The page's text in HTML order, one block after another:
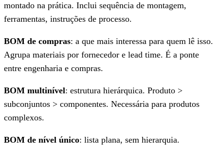
montado na prática. Inclui sequência de montagem,
ferramentas, instruções de processo.
BOM de compras: a que mais interessa para quem lê isso.
Agrupa materiais por fornecedor e lead time. É a ponte
entre engenharia e compras.
BOM multinível: estrutura hierárquica. Produto >
subconjuntos > componentes. Necessária para produtos
complexos.
BOM de nível único: lista plana, sem hierarquia.